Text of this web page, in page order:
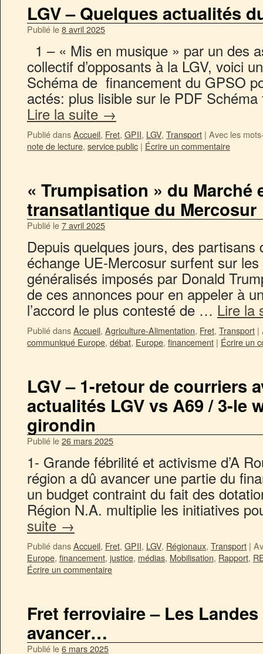
LGV – Quelques actualités
Publié le8 avril 2025
1 – « Mis en musique » par un des
collectif d’opposants à la LGV, voici
Schéma de financement du GPSO
actés: plus lisible sur le PDF
Lire la suite →
Publié dansAccueil, Fret, GPII, LGV, Transport | Avec les
note de lecture, service public | Écrire un commentaire
« Trumpisation » du Marché
transatlantique du Mercosur
Publié le7 avril 2025
Depuis quelques jours, des partisans
échange UE-Mercosur surfent sur
généralisés imposés par Donald
de ces annonces pour en appeler à
l’accord le plus contesté de … Lire la
Publié dansAccueil, Agriculture-Alimentation, Fret, Transport |
communiqué Europe, débat, Europe, financement | Écrire un
LGV – 1-retour de courriers
actualités LGV vs A69 / 3-le
girondin
Publié le26 mars 2025
1- Grande fébrilité et activisme d’A
région a dû avancer une partie du
un budget contraint du fait des
Région N.A. multiplie les initiatives
suite →
Publié dansAccueil, Fret, GPII, LGV, Régionaux, Transport |
Europe, financement, justice, médias, Mobilisation, Rapport,
Écrire un commentaire
Fret ferroviaire – Les
avancer…
Publié le6 mars 2025